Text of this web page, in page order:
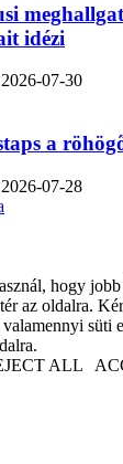
idézi
2026-07-30
a
2026-07-28
hogy
az oldalra.
süti
ALL